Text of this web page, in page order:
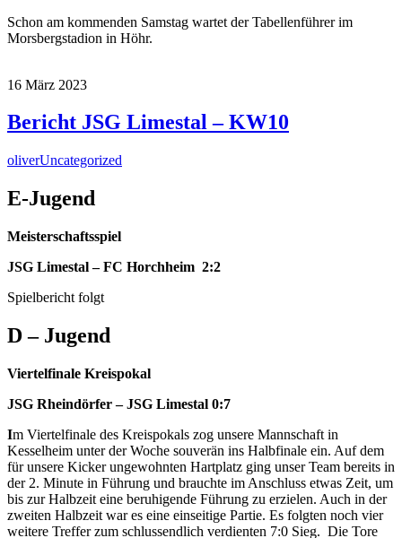
Schon am kommenden Samstag wartet der Tabellenführer im
Morsbergstadion in Höhr.
16 März 2023
Bericht JSG Limestal – KW10
oliverUncategorized
E-Jugend
Meisterschaftsspiel
JSG Limestal – FC Horchheim 2:2
Spielbericht folgt
D – Jugend
Viertelfinale Kreispokal
JSG Rheindörfer – JSG Limestal 0:7
Im Viertelfinale des Kreispokals zog unsere Mannschaft in
Kesselheim unter der Woche souverän ins Halbfinale ein. Auf dem
für unsere Kicker ungewohnten Hartplatz ging unser Team bereits in
der 2. Minute in Führung und brauchte im Anschluss etwas Zeit, um
bis zur Halbzeit eine beruhigende Führung zu erzielen. Auch in der
zweiten Halbzeit war es eine einseitige Partie. Es folgten noch vier
weitere Treffer zum schlussendlich verdienten 7:0 Sieg. Die Tore